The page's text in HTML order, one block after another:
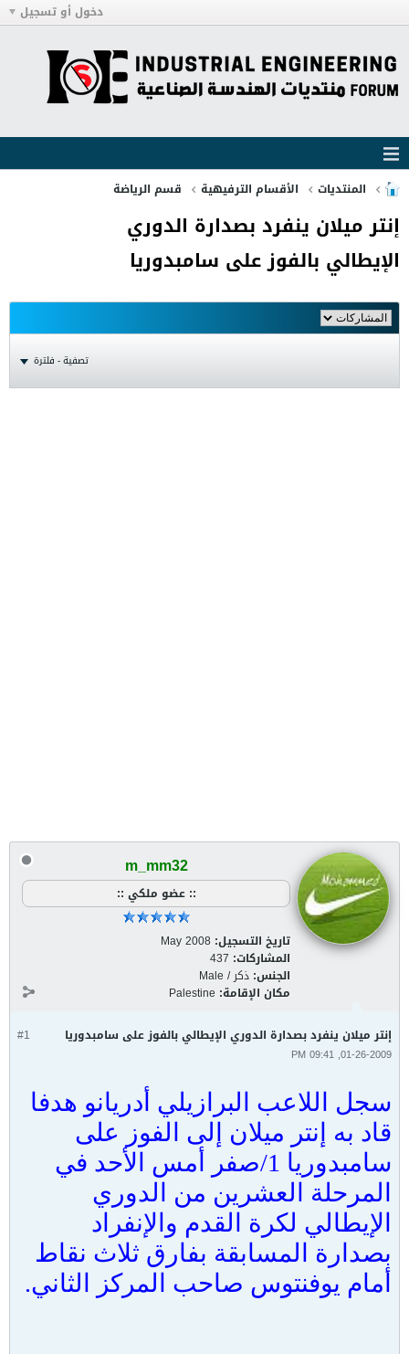
دخول أو تسجيل
المنتديات الأقسام الترفيهية قسم الرياضة
إنتر ميلان ينفرد بصدارة الدوري
الإيطالي بالفوز على سامبدوريا
تصفية - فلترة
m_mm32
:: عضو ملكي ::
تاريخ التسجيل: May 2008
المشاركات: 437
الجنس: ذكر / Male
مكان الإقامة: Palestine
#1 إنتر ميلان ينفرد بصدارة الدوري الإيطالي بالفوز على سامبدوريا
01-26-2009, 09:41 PM
سجل اللاعب البرازيلي أدريانو هدفا
قاد به إنتر ميلان إلى الفوز على
سامبدوريا 1/صفر أمس الأحد في
المرحلة العشرين من الدوري
الإيطالي لكرة القدم والإنفراد
بصدارة المسابقة بفارق ثلاث نقاط
أمام يوفنتوس صاحب المركز الثاني.